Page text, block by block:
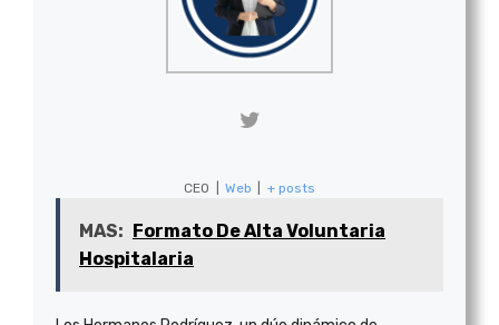
CEO Web + posts
MAS: Formato De Alta Voluntaria
Hospitalaria